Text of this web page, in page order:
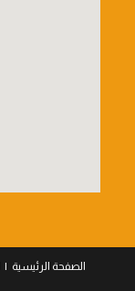
الصفحة الرئيسية